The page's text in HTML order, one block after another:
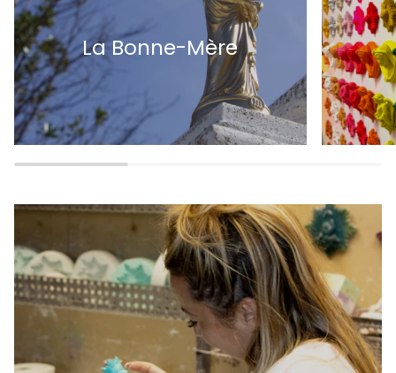
La Bonne-Mère